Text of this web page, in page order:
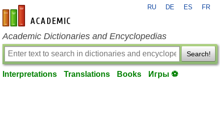
en-academic.com
RU DE ES FR
Academic Dictionaries and Encyclopedias
Search!
Interpretations Translations Books Игры ⚽